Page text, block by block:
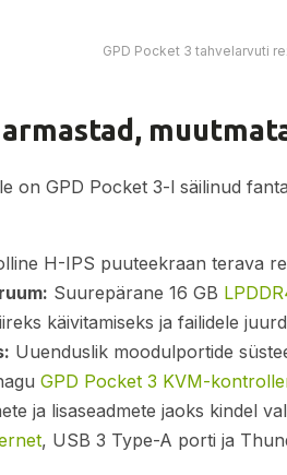
GPD Pocket 3 tahvelarvuti
on GPD Pocket 3-l säilinud
H-IPS puuteekraan terava
Suurepärane 16 GB
käivitamiseks ja failidele
Uuenduslik moodulportide
GPD Pocket 3 KVM-
ja lisaseadmete jaoks kindel
, USB 3 Type-A porti ja